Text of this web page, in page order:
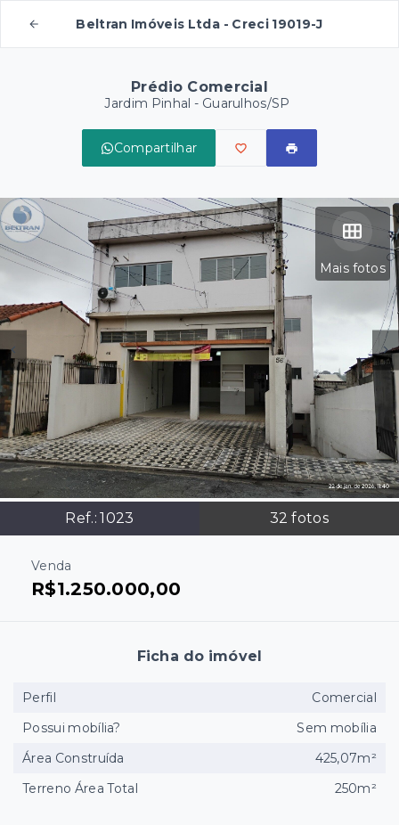
Beltran Imóveis Ltda - Creci 19019-J
Prédio Comercial
Jardim Pinhal - Guarulhos/SP
Compartilhar
Mais fotos
Ref.:1023 32 fotos
Venda
R$1.250.000,00
Ficha do imóvel
Perfil
Comercial
Possui mobília?
Sem mobília
Área Construída
425,07m²
Terreno Área Total
250m²